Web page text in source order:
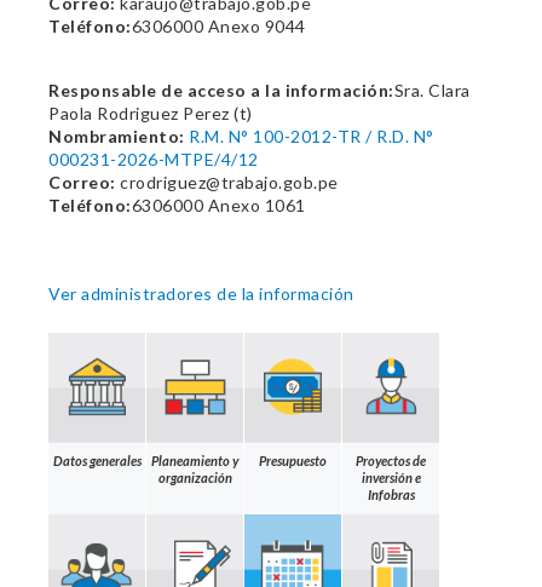
Teléfono:6306000 Anexo 9044
Responsable de acceso a la información:Sra. Clara
Paola Rodriguez Perez (t)
Nombramiento: R.M. N° 100-2012-TR / R.D. N°
000231-2026-MTPE/4/12
Correo: crodriguez@trabajo.gob.pe
Teléfono:6306000 Anexo 1061
Ver administradores de la información
Datos generales
Planeamiento y
organización
Presupuesto
Proyectos de
inversión e
Infobras